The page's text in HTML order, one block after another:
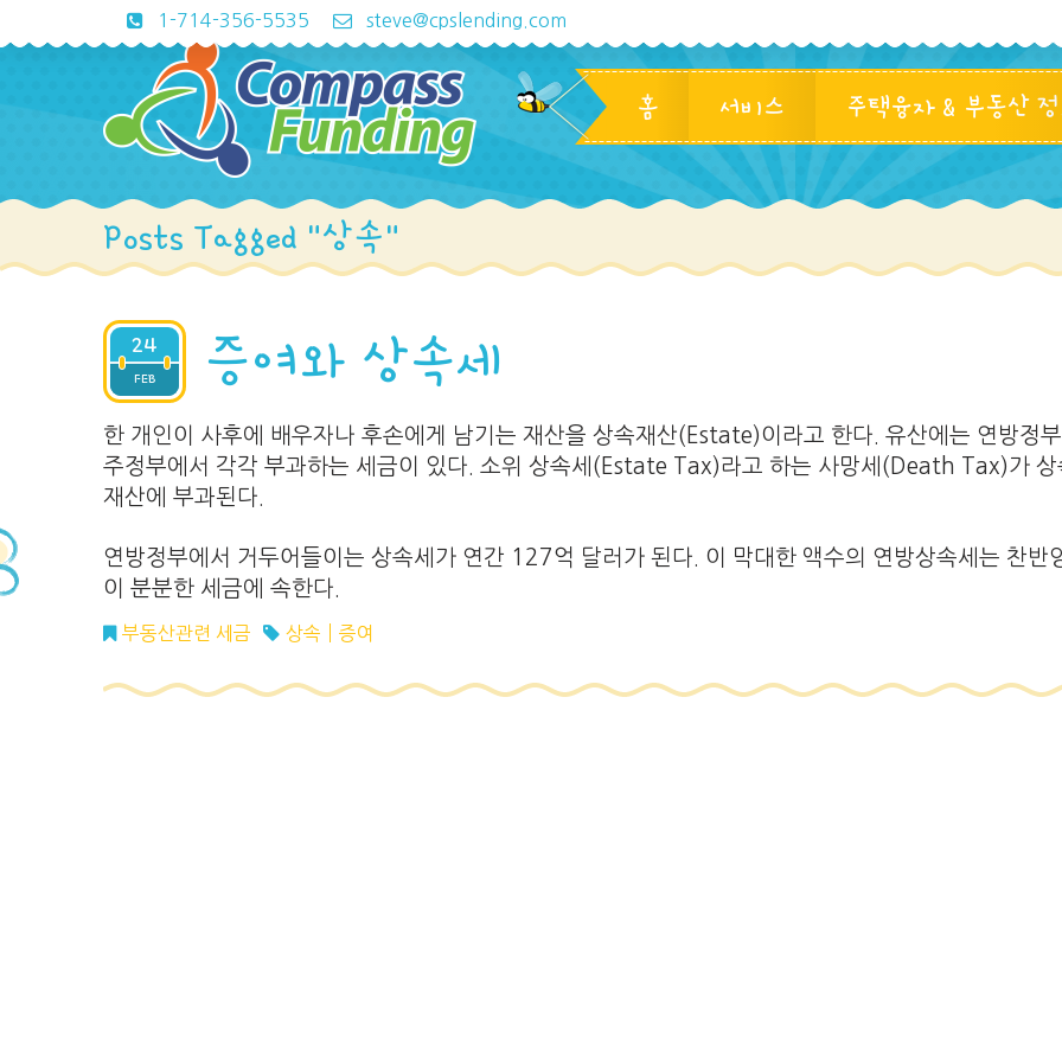
1-714-356-5535 steve@cpslending.com
홈 서비스 주택융자 & 부동산
Posts Tagged "상속"
24
FEB
2019 증여와 상속세
한 개인이 사후에 배우자나 후손에게 남기는 재산을 상속재산(Estate)이라고 한다. 유산에는 연방정
주정부에서 각각 부과하는 세금이 있다. 소위 상속세(Estate Tax)라고 하는 사망세(Death Tax)가 상
재산에 부과된다.
연방정부에서 거두어들이는 상속세가 연간 127억 달러가 된다. 이 막대한 액수의 연방상속세는 찬반
이 분분한 세금에 속한다.
부동산관련 세금 상속 증여